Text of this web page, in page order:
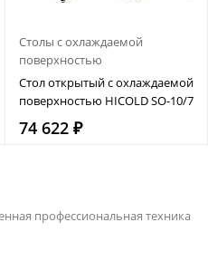
Столы с охлаждаемой
поверхностью
Стол открытый с охлаждаемой
поверхностью HICOLD SO-10/7
74 622 ₽
профессиональная техника